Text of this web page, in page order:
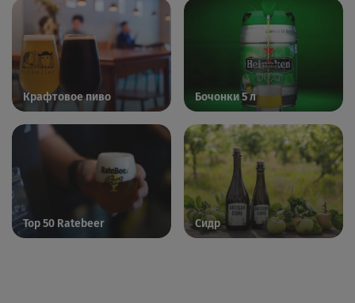
Крафтовое пиво Бочонки 5 л
Top 50 Ratebeer Сидр